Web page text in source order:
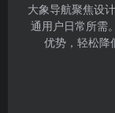
大象导航聚焦设
通用户日常所需
优势，轻松降